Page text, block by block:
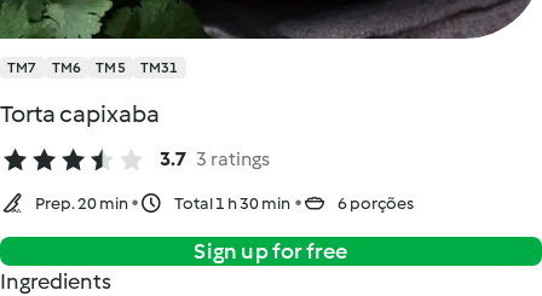
TM7 TM6 TM5 TM31
Torta capixaba
3.7 3 ratings
Prep. 20 min Total 1 h 30 min 6 porções
Sign up for free
Ingredients